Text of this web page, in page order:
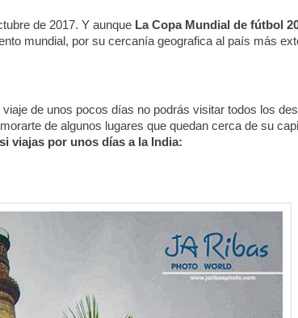
de 2017. Y aunque La Copa Mundial de fútbol
mundial​, por su cercanía geografica al país más
de unos pocos días no podrás visitar todos los
de algunos lugares que quedan cerca de su
​viajas​ por unos días a ​la India​: